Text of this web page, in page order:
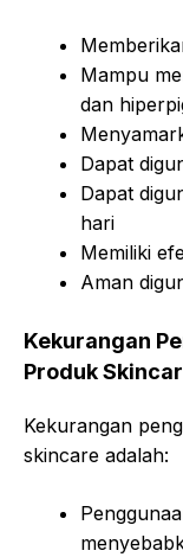
Mampu
dan
Dapat
Dapat
hari
Memiliki
Aman
Kekurangan
Produk
Kekurangan
skincare adalah: